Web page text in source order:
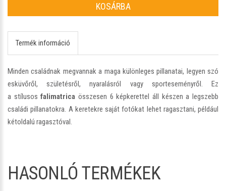
KOSÁRBA
Termék információ
Minden családnak megvannak a maga különleges pillanatai, legyen szó
esküvőről, születésről, nyaralásról vagy sporteseményről. Ez
a stílusosfalimatrica összesen 6 képkerettel áll készen a legszebb
családi pillanatokra. A keretekre saját fotókat lehet ragasztani, például
kétoldalú ragasztóval.
HASONLÓ TERMÉKEK